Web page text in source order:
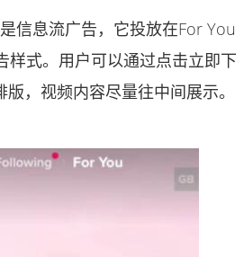
息流广告，它投放在For You
样式。用户可以通过点击立即下
，视频内容尽量往中间展示。